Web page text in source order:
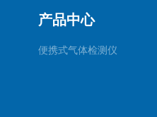
产品中心
便携式气体检测仪